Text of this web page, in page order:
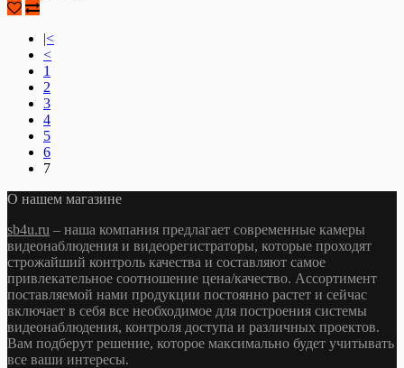
|<
<
1
2
3
4
5
6
7
О нашем магазине
sb4u.ru – наша компания предлагает современные камеры
видеонаблюдения и видеорегистраторы, которые проходят
строжайший контроль качества и составляют самое
привлекательное соотношение цена/качество. Ассортимент
поставляемой нами продукции постоянно растет и сейчас
включает в себя все необходимое для построения системы
видеонаблюдения, контроля доступа и различных проектов.
Вам подберут решение, которое максимально будет учитывать
все ваши интересы.